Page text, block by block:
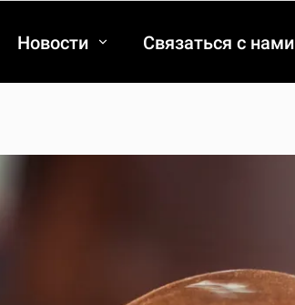
Новости Связаться с нами